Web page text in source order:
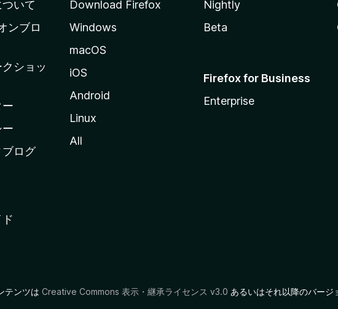
いて
ンブロ
ショッ
ログ
Download Firefox
Windows
macOS
iOS
Android
Linux
All
Nightly
Beta
Firefox for Business
Enterprise
テンツは Creative Commons 表示・継承ライセンス v3.0 あるいはそれ以降のバー